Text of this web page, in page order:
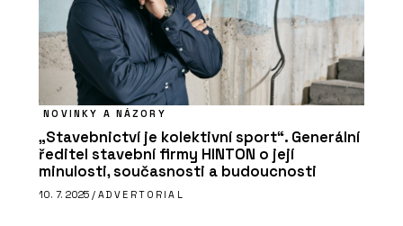
PRODUKTY
Vypínače a zásuvky RETRO - OBZOR
NOVINKY A NÁZORY
„Stavebnictví je kolektivní sport“. Generální
ředitel stavební firmy HINTON o její
minulosti, současnosti a budoucnosti
10. 7. 2025 / ADVERTORIAL